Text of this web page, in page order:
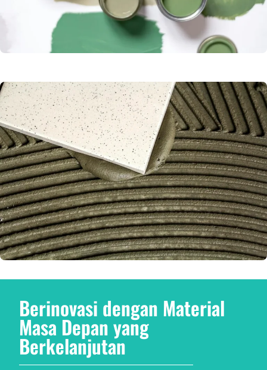
Berinovasi dengan Material
Masa Depan yang
Berkelanjutan